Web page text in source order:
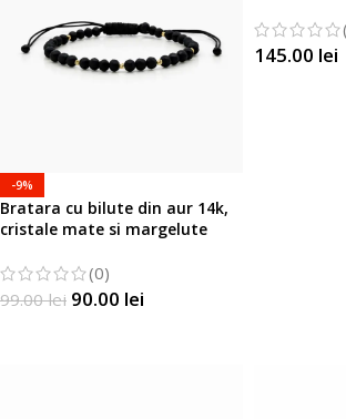
-9%
Bratara cu bilute din aur 14k,
cristale mate si margelute
(0)
99.00lei 90.00 lei
145.00 lei